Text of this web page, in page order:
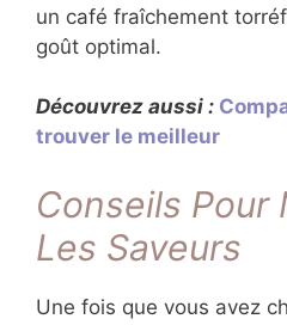
un café fraîchement
goût optimal.
Découvrez aussi :
trouver le meilleur
Conseils Pour
Les Saveurs
Une fois que vous avez